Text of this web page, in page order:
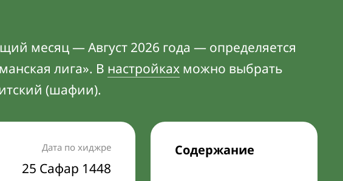
месяц — Август 2026 года — определяется
лига». В настройках можно выбрать
(шафии).
Содержание
Дата по хиджре
25 Сафар 1448